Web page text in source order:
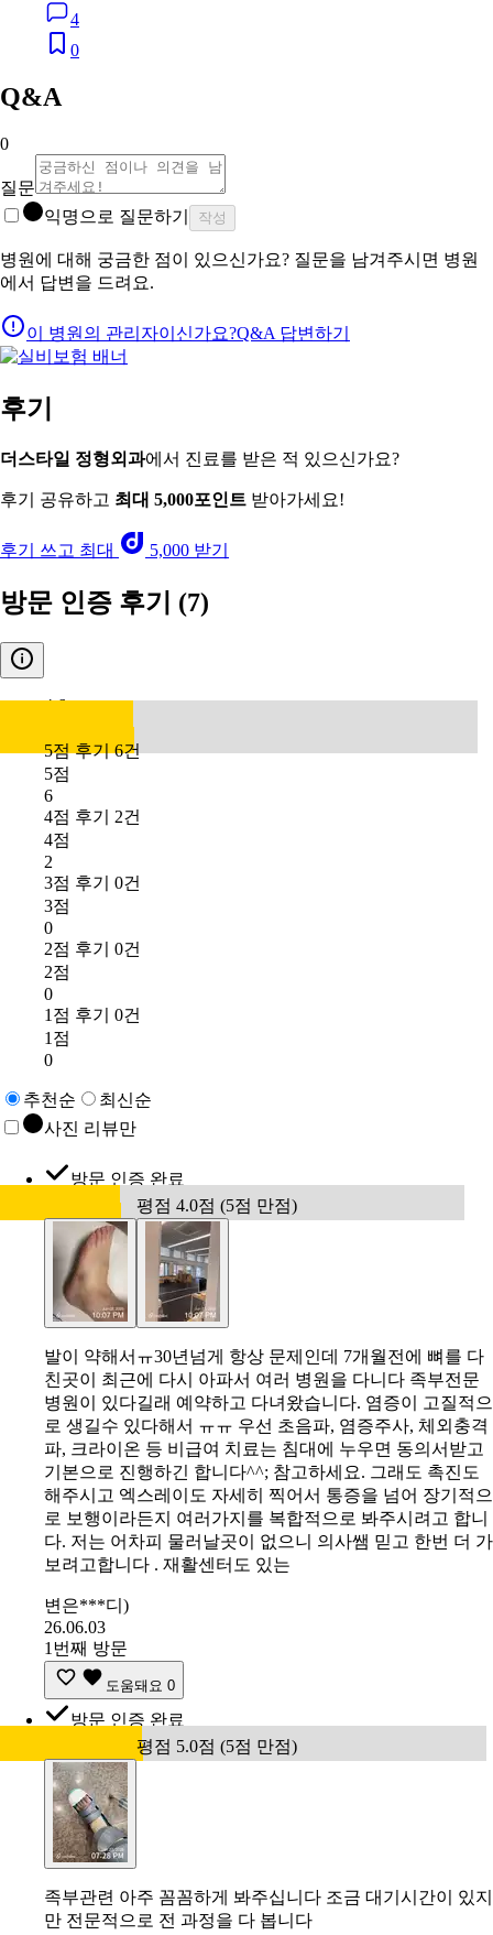
4
0
Q&A
0
질문
익명으로 질문하기
작성
병원에 대해 궁금한 점이 있으신가요? 질문을 남겨주시면 병원
에서 답변을 드려요.
이 병원의 관리자이신가요?Q&A 답변하기
후기
더스타일 정형외과에서 진료를 받은 적 있으신가요?
후기 공유하고 최대 5,000포인트 받아가세요!
후기 쓰고 최대 5,000 받기
방문 인증 후기 (7)
4.6
5점 후기 6건
5점
6
4점 후기 2건
4점
2
3점 후기 0건
3점
0
2점 후기 0건
2점
0
1점 후기 0건
1점
0
추천순
최신순
사진 리뷰만
방문 인증 완료
평점 4.0점 (5점 만점)
발이 약해서ㅠ30년넘게 항상 문제인데 7개월전에 뼈를 다
친곳이 최근에 다시 아파서 여러 병원을 다니다 족부전문
병원이 있다길래 예약하고 다녀왔습니다. 염증이 고질적으
로 생길수 있다해서 ㅠㅠ 우선 초음파, 염증주사, 체외충격
파, 크라이온 등 비급여 치료는 침대에 누우면 동의서받고
기본으로 진행하긴 합니다^^; 참고하세요. 그래도 촉진도
해주시고 엑스레이도 자세히 찍어서 통증을 넘어 장기적으
로 보행이라든지 여러가지를 복합적으로 봐주시려고 합니
다. 저는 어차피 물러날곳이 없으니 의사쌤 믿고 한번 더 가
보려고합니다 . 재활센터도 있는
변은***디)
26.06.03
1번째 방문
도움돼요 0
방문 인증 완료
평점 5.0점 (5점 만점)
족부관련 아주 꼼꼼하게 봐주십니다 조금 대기시간이 있지
만 전문적으로 전 과정을 다 봅니다